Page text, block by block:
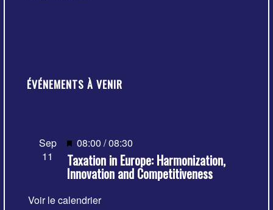
ÉVÉNEMENTS À VENIR
Sep
11
Mis
en
avant
08:00 /08:30
Taxation in Europe: Harmonization,
Innovation and Competitiveness
Voir le calendrier